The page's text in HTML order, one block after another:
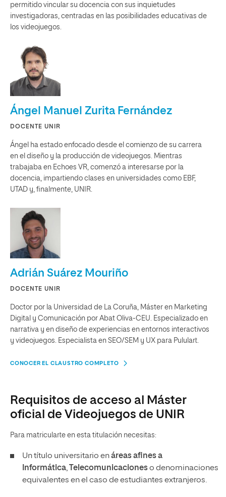
permitido vincular su docencia con sus inquietudes
investigadoras, centradas en las posibilidades educativas de
los videojuegos.
Ángel Manuel Zurita Fernández
DOCENTE UNIR
Ángel ha estado enfocado desde el comienzo de su carrera
en el diseño y la producción de videojuegos. Mientras
trabajaba en Echoes VR, comenzó a interesarse por la
docencia, impartiendo clases en universidades como EBF,
UTAD y, finalmente, UNIR.
Adrián Suárez Mouriño
DOCENTE UNIR
Doctor por la Universidad de La Coruña, Máster en Marketing
Digital y Comunicación por Abat Oliva-CEU. Especializado en
narrativa y en diseño de experiencias en entornos interactivos
y videojuegos. Especialista en SEO/SEM y UX para Pululart.
CONOCER EL CLAUSTRO COMPLETO
Requisitos de acceso al Máster
oficial de Videojuegos de UNIR
Para matricularte en esta titulación necesitas:
Un título universitario enáreas afines a
Informática, Telecomunicacioneso denominaciones
equivalentes en el caso de estudiantes extranjeros.